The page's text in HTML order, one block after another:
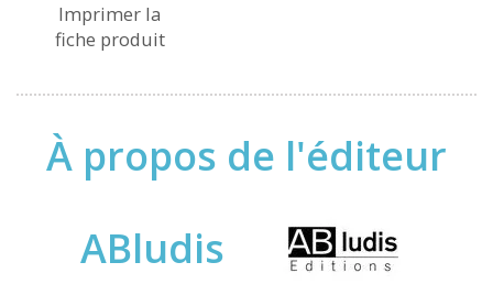
Imprimer la
fiche produit
À propos de l'éditeur
ABludis